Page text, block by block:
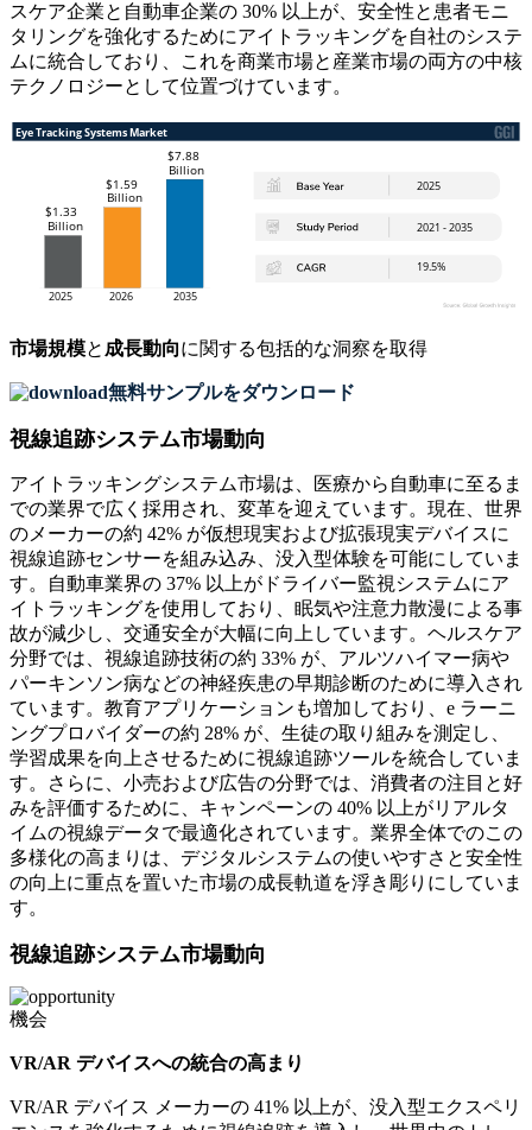
スケア企業と自動車企業の 30% 以上が、安全性と患者モニ
タリングを強化するためにアイトラッキングを自社のシステ
ムに統合しており、これを商業市場と産業市場の両方の中核
テクノロジーとして位置づけています。
市場規模と成長動向に関する包括的な洞察を取得
無料サンプルをダウンロード
視線追跡システム市場動向
アイトラッキングシステム市場は、医療から自動車に至るま
での業界で広く採用され、変革を迎えています。現在、世界
のメーカーの約 42% が仮想現実および拡張現実デバイスに
視線追跡センサーを組み込み、没入型体験を可能にしていま
す。自動車業界の 37% 以上がドライバー監視システムにア
イトラッキングを使用しており、眠気や注意力散漫による事
故が減少し、交通安全が大幅に向上しています。ヘルスケア
分野では、視線追跡技術の約 33% が、アルツハイマー病や
パーキンソン病などの神経疾患の早期診断のために導入され
ています。教育アプリケーションも増加しており、e ラーニ
ングプロバイダーの約 28% が、生徒の取り組みを測定し、
学習成果を向上させるために視線追跡ツールを統合していま
す。さらに、小売および広告の分野では、消費者の注目と好
みを評価するために、キャンペーンの 40% 以上がリアルタ
イムの視線データで最適化されています。業界全体でのこの
多様化の高まりは、デジタルシステムの使いやすさと安全性
の向上に重点を置いた市場の成長軌道を浮き彫りにしていま
す。
視線追跡システム市場動向
機会
VR/AR デバイスへの統合の高まり
VR/AR デバイス メーカーの 41% 以上が、没入型エクスペリ